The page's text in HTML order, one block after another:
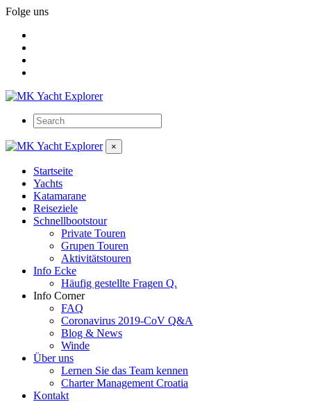
Folge uns
×
Startseite
Yachts
Katamarane
Reiseziele
Schnellbootstour
Private Touren
Grupen Touren
Aktivitätstouren
Info Ecke
Häufig gestellte Fragen Q.
Info Corner
FAQ
Coronavirus 2019-CoV Q&A
Blog & News
Winde
Über uns
Lernen Sie das Team kennen
Charter Management Croatia
Kontakt